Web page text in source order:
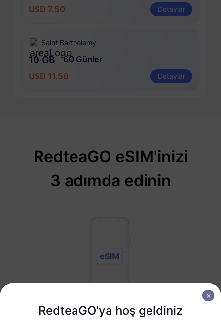
USD 7.50
Detaylar
Saint Barthelemy
10 GB
60 Günler
USD 11.50
Detaylar
RedteaGO eSIM'inizi
3 adımda edinin
1
RedteaGO'ya hoş geldiniz